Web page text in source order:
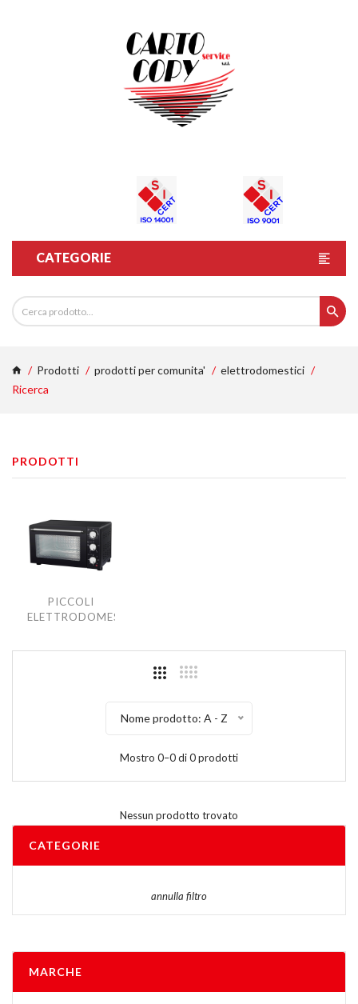
CATEGORIE
Prodotti prodotti per comunita'
elettrodomestici
Ricerca
PRODOTTI
PICCOLI
ELETTRODOMESTICI
Nome prodotto: A - Z
Mostro 0–0 di 0 prodotti
Nessun prodotto trovato
CATEGORIE
annulla filtro
MARCHE